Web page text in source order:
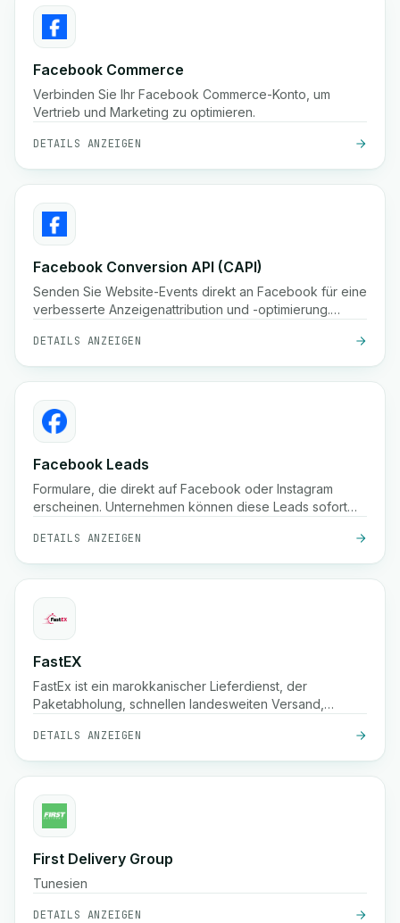
Facebook Commerce
Verbinden Sie Ihr Facebook Commerce-Konto, um
Vertrieb und Marketing zu optimieren.
DETAILS ANZEIGEN
Facebook Conversion API (CAPI)
Senden Sie Website-Events direkt an Facebook für eine
verbesserte Anzeigenattribution und -optimierung.
Conversion API.
DETAILS ANZEIGEN
Facebook Leads
Formulare, die direkt auf Facebook oder Instagram
erscheinen. Unternehmen können diese Leads sofort
DETAILS ANZEIGEN
FastEX
FastEx ist ein marokkanischer Lieferdienst, der
Paketabholung, schnellen landesweiten Versand,
Online-Shops anbietet.
DETAILS ANZEIGEN
First Delivery Group
Tunesien
DETAILS ANZEIGEN